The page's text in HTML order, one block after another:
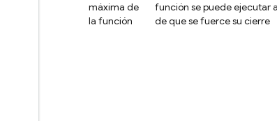
máxima de
la función
función se puede ejecutar
de que se fuerce su cierre